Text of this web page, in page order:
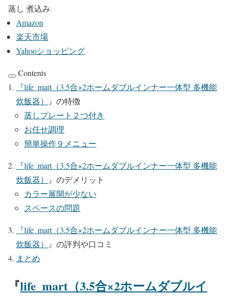
蒸し 煮込み
Amazon
楽天市場
Yahooショッピング
Contents
『life_mart（3.5合×2ホームダブルインナー一体型 多機能
炊飯器）
』の特徴
蒸しプレート２つ付き
お任せ調理
簡単操作９メニュー
『life_mart（3.5合×2ホームダブルインナー一体型 多機能
炊飯器）
』のデメリット
カラー展開が少ない
スペースの問題
『life_mart（3.5合×2ホームダブルインナー一体型 多機能
炊飯器）
』の評判や口コミ
まとめ
『life_mart（3.5合×2ホームダブルイ